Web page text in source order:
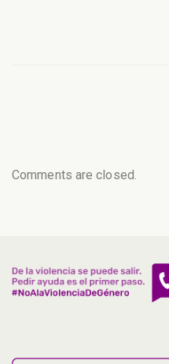
Comments are closed.